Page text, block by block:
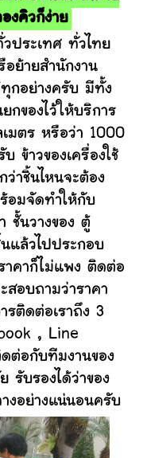
งคิวก็ง่าย
ะเทศ ทั่วไทย
ย้ายสำนักงาน
กอย่างครับ มีทั้ง
กของไว้ให้บริการ
เมตร หรือว่า 1000
ข้าวของเครื่องใช้
ว่าชิ้นไหนจะต้อง
อมจัดทำให้กับ
ชั้นวางของ ตู้
แล้วไปประกอบ
าคาก็ไม่แพง ติดต่อ
สอบถามว่าราคา
รติดต่อเราถึง 3
, Line
ต่อกับทีมงานของ
รับรองได้ว่าของ
งอย่างแน่นอนครับ